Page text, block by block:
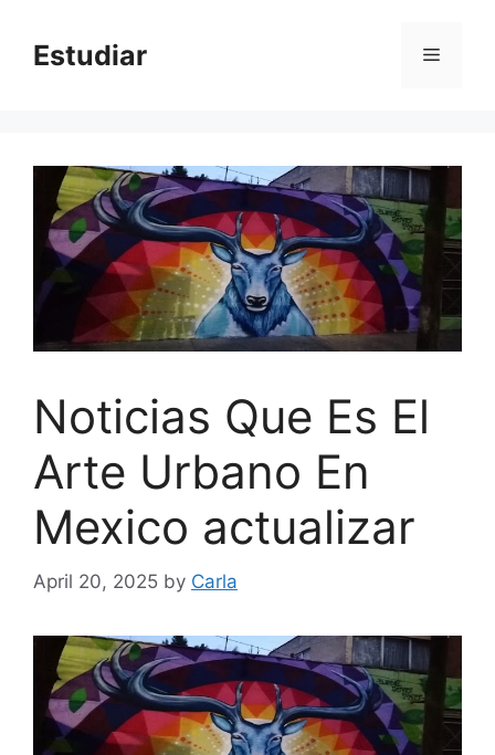
contentEstudiar Menu
Noticias Que Es El
Arte Urbano En
Mexico actualizar
April 20, 2025 by Carla